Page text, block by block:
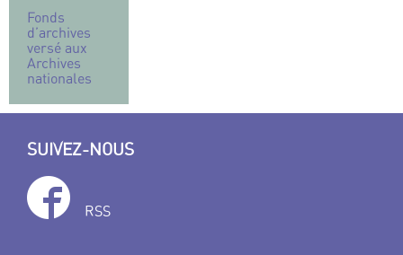
Fonds
d’archives
versé aux
Archives
nationales
SUIVEZ-NOUS
RSS